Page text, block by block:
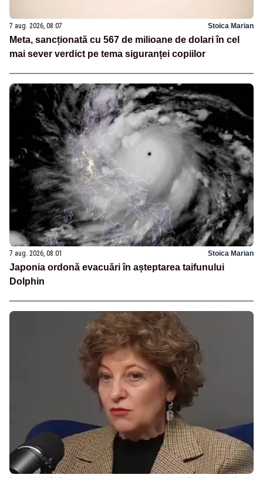
7 aug. 2026, 08:07 Stoica Marian
Meta, sancționată cu 567 de milioane de dolari în cel
mai sever verdict pe tema siguranței copiilor
7 aug. 2026, 08:01 Stoica Marian
Japonia ordonă evacuări în așteptarea taifunului
Dolphin